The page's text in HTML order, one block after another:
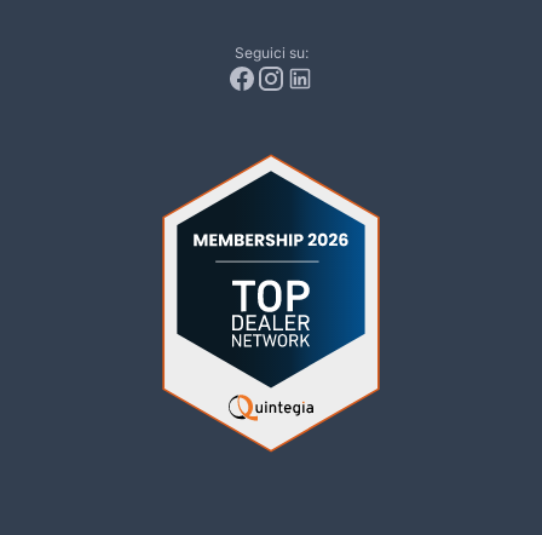
Seguici su: